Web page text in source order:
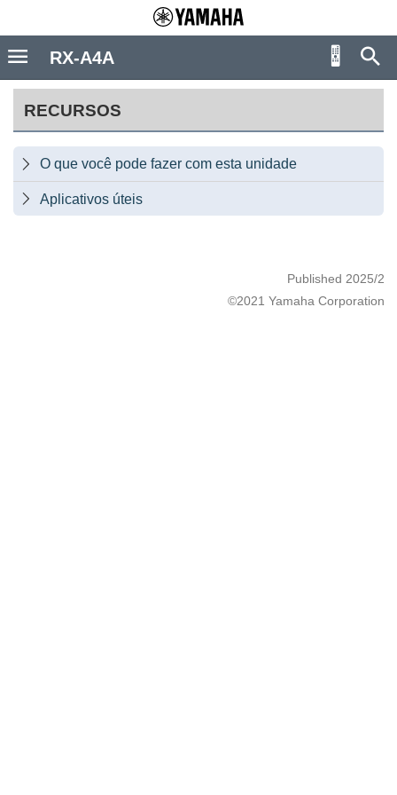
RECURSOS
 O que você pode fazer com esta unidade
 Aplicativos úteis
Published 2025/2
©2021 Yamaha Corporation
RX-A4A